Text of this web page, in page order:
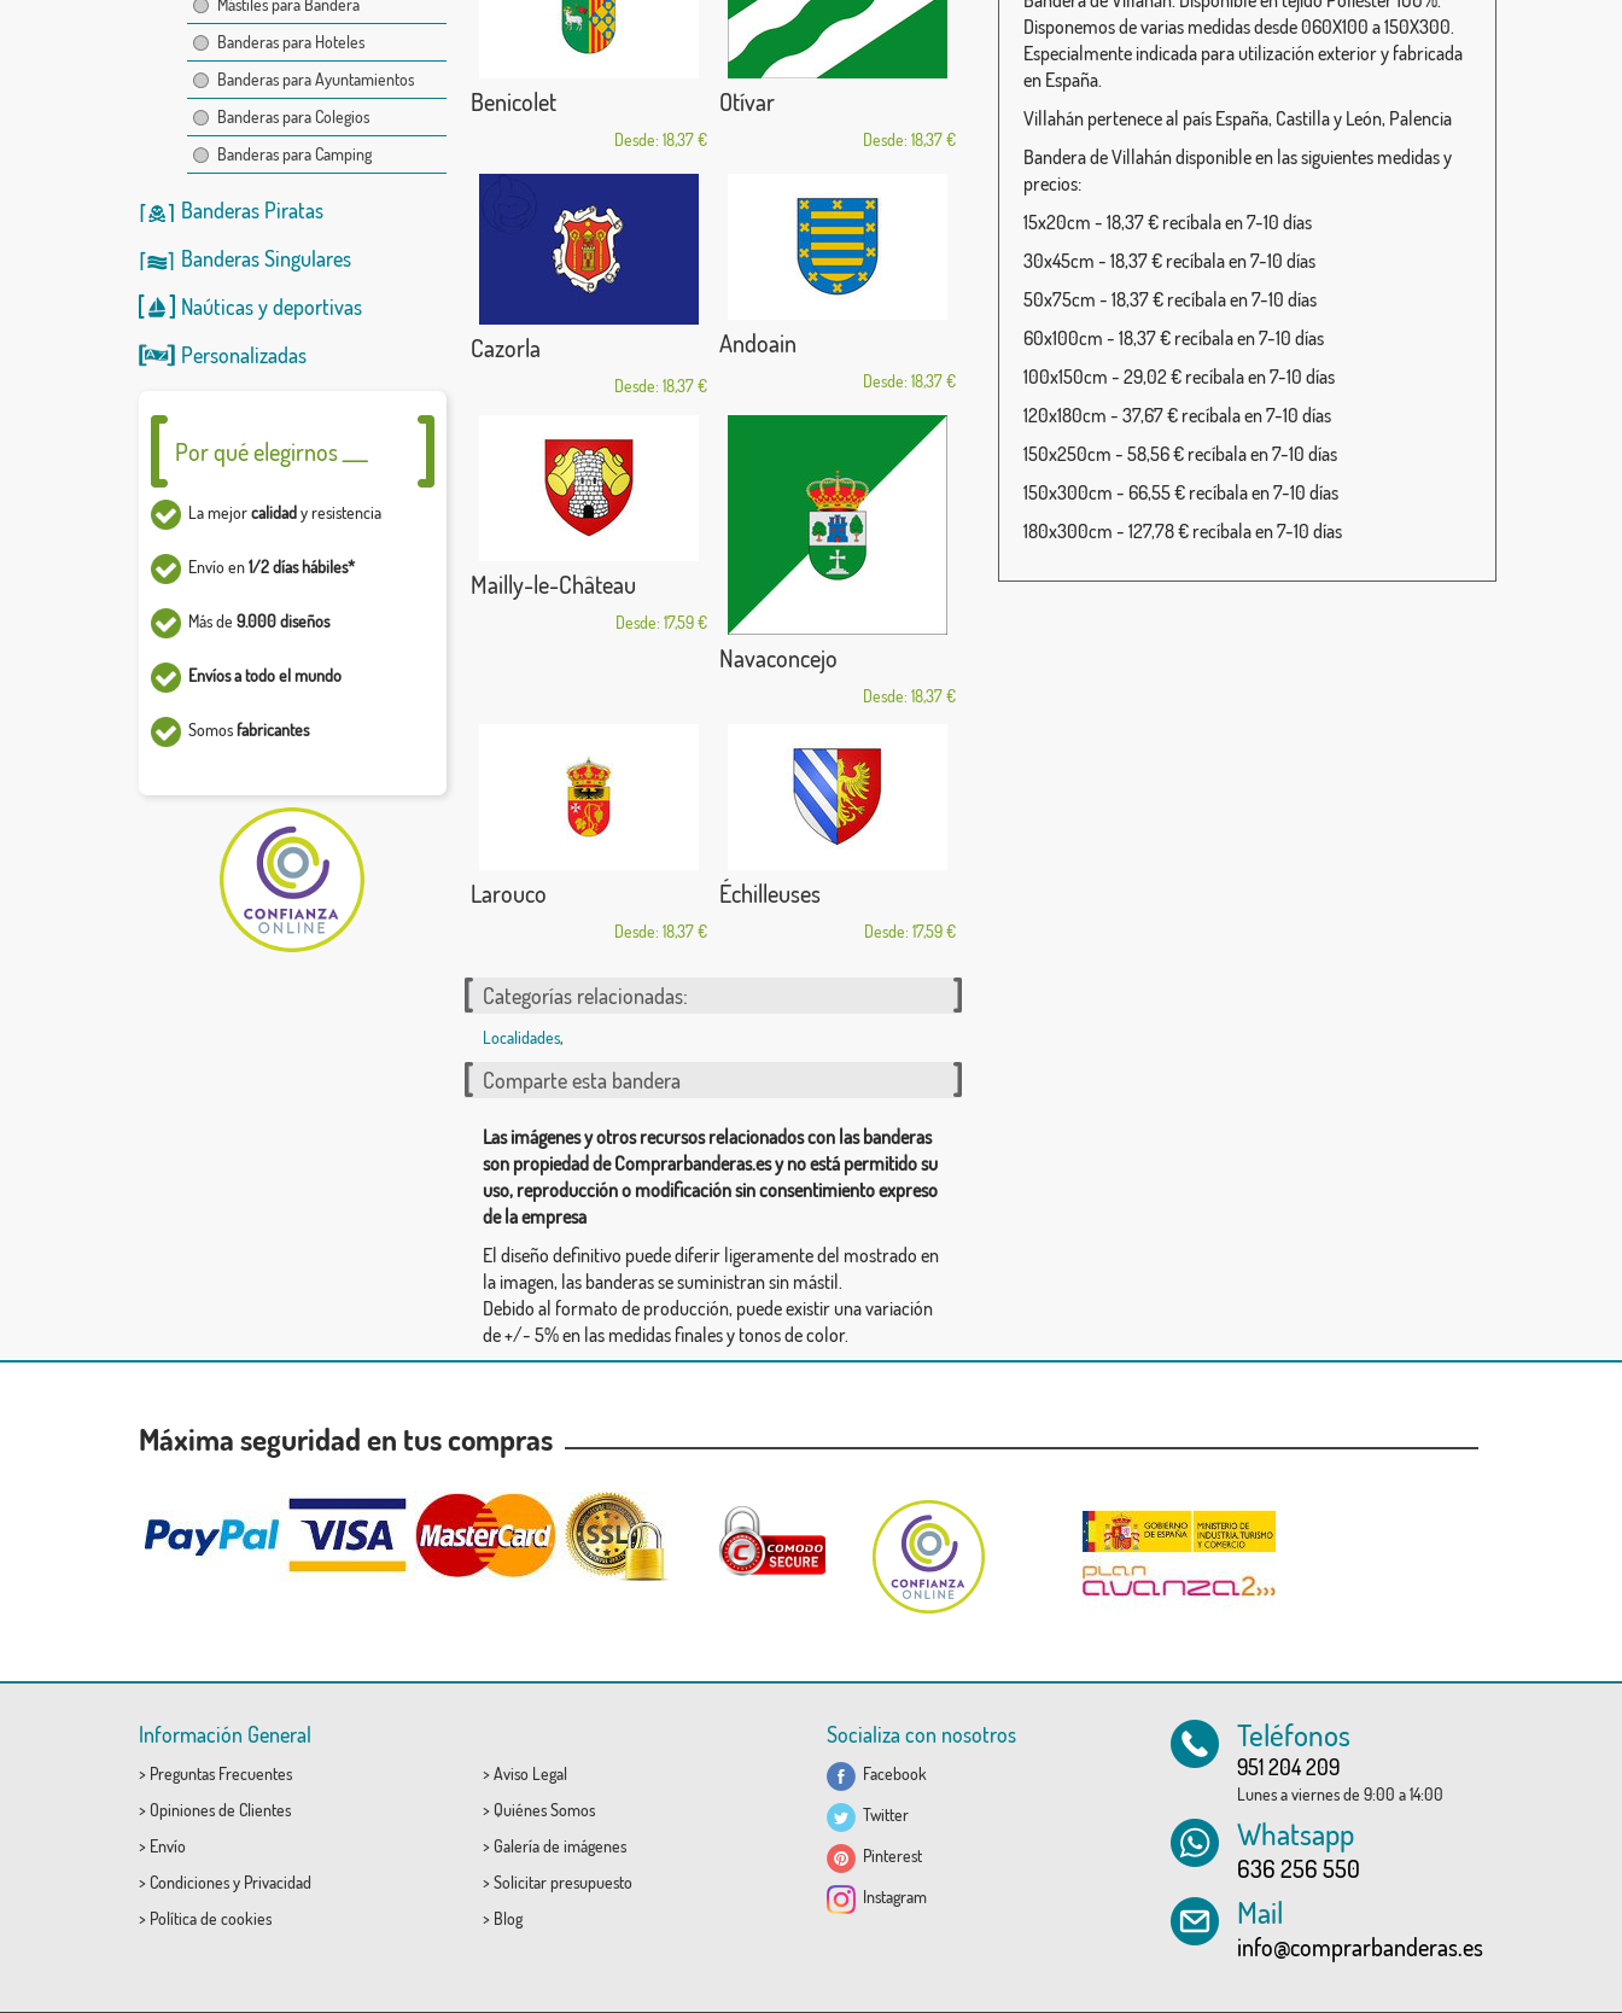
Mástiles para Bandera
Banderas para Hoteles
Banderas para Ayuntamientos
Banderas para Colegios
Banderas para Camping
Banderas Piratas
Banderas Singulares
Naúticasydeportivas
Personalizadas
Por qué elegirnos ___
La mejorcalidady resistencia
Envío en1/2 días hábiles*
Más de 9.000 diseños
Envíos a todo el mundo
Somosfabricantes
Benicolet
Desde: 18,37 €
Otívar
Desde: 18,37 €
Cazorla
Desde: 18,37 €
Andoain
Desde: 18,37 €
Mailly-le-Château
Desde: 17,59 €
Navaconcejo
Desde: 18,37 €
Larouco
Desde: 18,37 €
Échilleuses
Desde: 17,59 €
Categorías relacionadas:
Localidades,
Comparte esta bandera
Las imágenes y otros recursos relacionados con las banderas
son propiedad de Comprarbanderas.es y no está permitido su
uso, reproducción o modificación sin consentimiento expreso
de la empresa
El diseño definitivo puede diferir ligeramente del mostrado en
la imagen, las banderas se suministran sin mástil.
Debido al formato de producción, puede existir una variación
de +/- 5% en las medidas finales y tonos de color.
Disponemos de varias medidas desde 060X100 a 150X300.
Especialmente indicada para utilización exterior y fabricada
en España.
Villahán pertenece al país España, Castilla y León, Palencia
Bandera de Villahán disponible en las siguientes medidas y
precios:
15x20cm - 18,37 € recíbala en 7-10 días
30x45cm - 18,37 € recíbala en 7-10 días
50x75cm - 18,37 € recíbala en 7-10 días
60x100cm - 18,37 € recíbala en 7-10 días
100x150cm - 29,02 € recíbala en 7-10 días
120x180cm - 37,67 € recíbala en 7-10 días
150x250cm - 58,56 € recíbala en 7-10 días
150x300cm - 66,55 € recíbala en 7-10 días
180x300cm - 127,78 € recíbala en 7-10 días
Máxima seguridad en tus compras
Información General
> Preguntas Frecuentes
> Opiniones de Clientes
> Envío
> Condicionesy Privacidad
> Política de cookies
> Aviso Legal
> Quiénes Somos
> Galería de imágenes
> Solicitar presupuesto
> Blog
Socializa con nosotros
Facebook
Twitter
Pinterest
Instagram
Teléfonos
951 204 209
Lunes a viernes de 9:00 a 14:00
Whatsapp
636 256 550
Mail
info@comprarbanderas.es